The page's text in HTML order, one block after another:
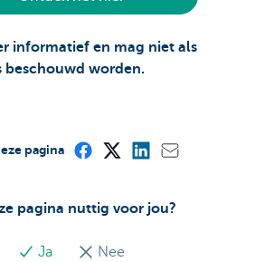
informatief en mag niet als
beschouwd worden.
pagina nuttig voor jou?
Ja Nee
pagina